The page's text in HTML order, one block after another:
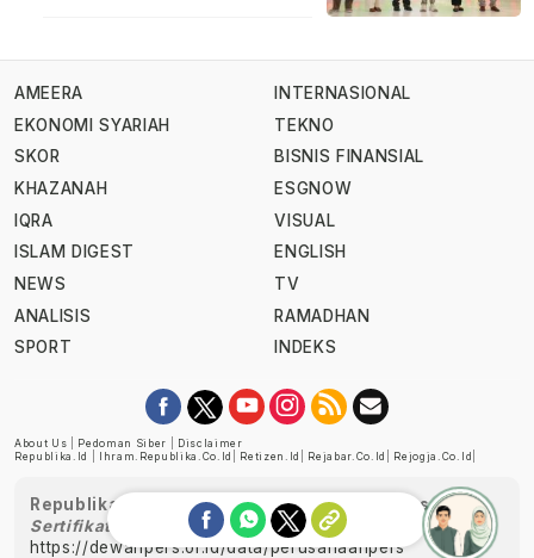
AMEERA
EKONOMI SYARIAH
SKOR
KHAZANAH
IQRA
ISLAM DIGEST
NEWS
ANALISIS
SPORT
INTERNASIONAL
TEKNO
BISNIS FINANSIAL
ESGNOW
VISUAL
ENGLISH
TV
RAMADHAN
INDEKS
About Us Pedoman Siber
Disclaimer
Republika.id
Ihram.republika.co.id Retizen.id Rejabar.co.id Rejogja.co.id
Republika telah diverifikasi oleh Dewan Pers
Sertifikat Nomor 1058/DP-Verifikasi/K/XII/2022
https://dewanpers.or.id/data/perusahaanpers